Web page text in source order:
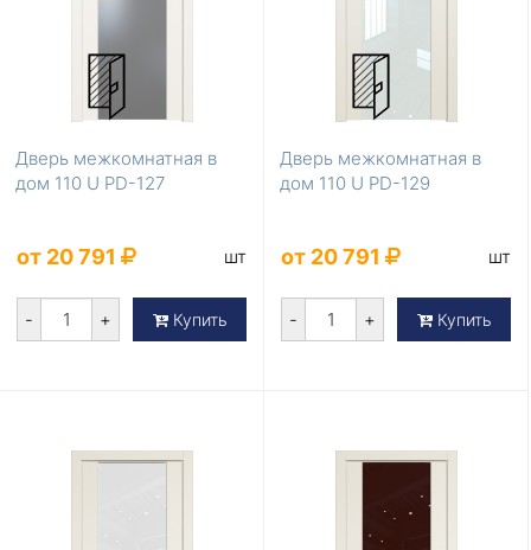
Дверь межкомнатная в
дом 110 U PD-127
от 20 791 шт
- + Купить
Дверь межкомнатная в
дом 110 U PD-129
от 20 791 шт
- + Купить